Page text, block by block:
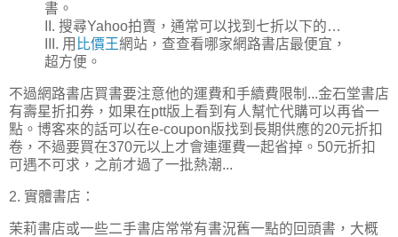
書。
II. 搜尋Yahoo拍賣，通常可以找到七折以下的…
III. 用 比價王網站，查查看哪家網路書店最便宜，
超方便。
不過網路書店買書要注意他的運費和手續費限制...金石堂書店
有壽星折扣券，如果在ptt版上看到有人幫忙代購可以再省一
點。博客來的話可以在e-coupon版找到長期供應的20元折扣
卷，不過要買在370元以上才會連運費一起省掉。50元折扣
可遇不可求，之前才過了一批熱潮...
2. 實體書店：
茉莉書店或一些二手書店常常有書況舊一點的回頭書，大概